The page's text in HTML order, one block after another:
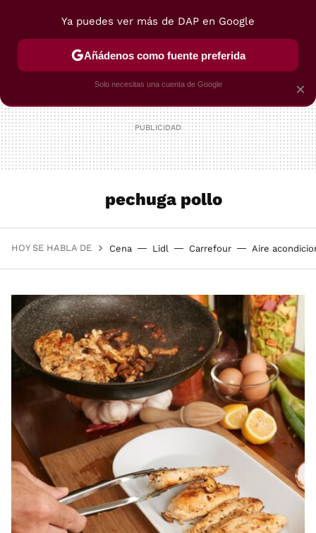
POSTRES VIAJES SELECCIÓN VEGUI
pechuga pollo
HOY SE HABLA DE Cena Lidl Carrefour Aire
×
Ya puedes ver más de DAP en Google
Añádenos como fuente preferida
Solo necesitas una cuenta de Google